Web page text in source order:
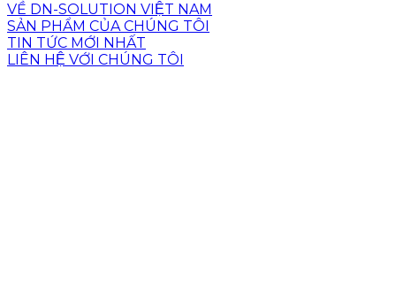
VỀ DN-SOLUTION VIỆT NAM
SẢN PHẨM CỦA CHÚNG TÔI
TIN TỨC MỚI NHẤT
LIÊN HỆ VỚI CHÚNG TÔI